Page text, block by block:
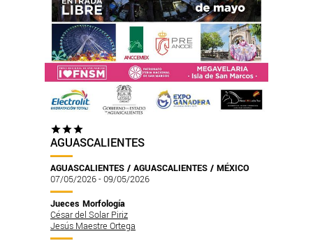
AGUASCALIENTES
AGUASCALIENTES / AGUASCALIENTES / MÉXICO
07/05/2026 - 09/05/2026
Jueces Morfología
César del Solar Piriz
Jesús Maestre Ortega